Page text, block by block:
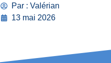
Par : Valérian
13 mai 2026